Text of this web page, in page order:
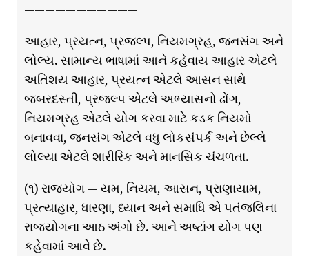
———————————
આહાર, પ્રયત્ન, પ્રજલ્પ, નિયમગ્રહ, જનસંગ અને
લોલ્ય. સામાન્ય ભાષામાં આને કહેવાય આહાર એટલે
અતિશય આહાર, પ્રયત્ન એટલે આસન સાથે
જબરદસ્તી, પ્રજલ્પ એટલે અભ્યાસનો ઢોંગ,
નિયમગ્રહ એટલે યોગ કરવા માટે કડક નિયમો
બનાવવા, જનસંગ એટલે વધુ લોકસંપર્ક અને છેલ્લે
લોલ્યા એટલે શારીરિક અને માનસિક ચંચળતા.
(૧) રાજયોગ — યમ, નિયમ, આસન, પ્રાણાયામ,
પ્રત્યાહાર, ધારણા, ધ્યાન અને સમાધિ એ પતંજલિના
રાજયોગના આઠ અંગો છે. આને અષ્ટાંગ યોગ પણ
કહેવામાં આવે છે.